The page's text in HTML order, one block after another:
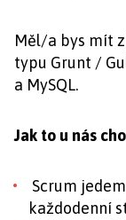
Měl/a bys mít
typu Grunt /
a MySQL.
Jak to u nás
Scrum
každodenní